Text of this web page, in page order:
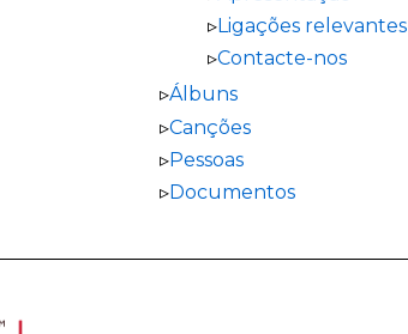
Ligações relevantes
Contacte-nos
Álbuns
Canções
Pessoas
Documentos